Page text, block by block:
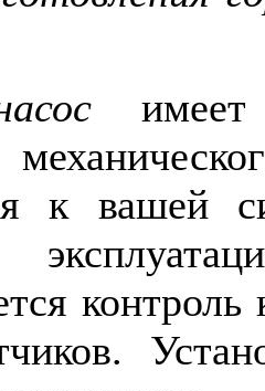
имеет
к вашей